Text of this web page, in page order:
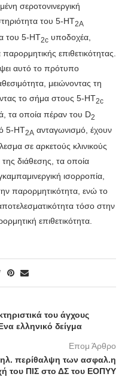
σεροτονινεργική
του 5-HT2A
του 5-HT2c υποδοχέα,
επιθετικότητας.
αυτό το πρότυπο
μειώνοντας τη
το σήμα στους 5-HT2c
τα οποία πέραν του D2
5-ΗΤ2Α ανταγωνισμό, έχουν
σε αρκετούς κλινικούς
διάθεσης, τα οποία
ισορροπία,
παρορμητικότητα, ενώ το
τόσο στην
επιθετικότητα.
του άγχους
ελληνικό δείγμα
Επομ Άρθρο
περίθαλψη των ασφαλ.η
του ΠΙΣ στο ΔΣ του ΕΟΠΥΥ